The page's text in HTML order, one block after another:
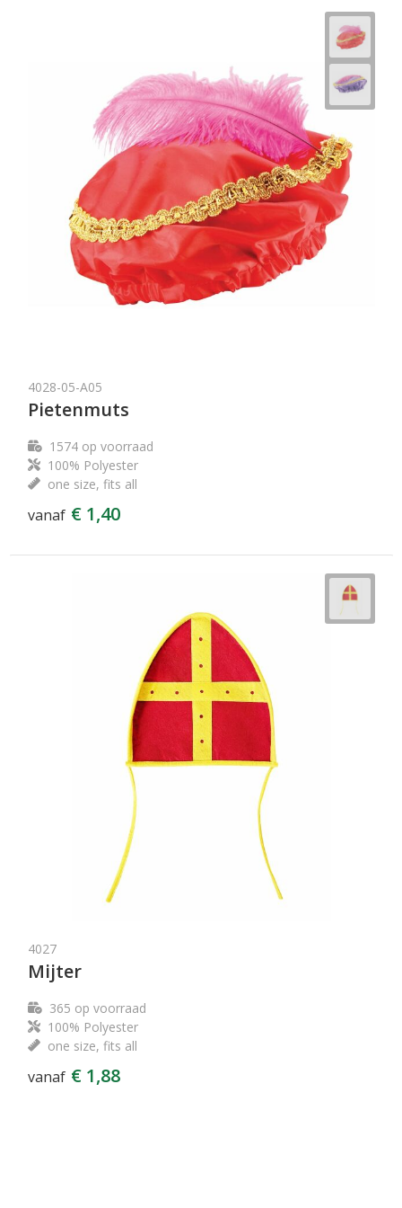
4028-05-A05
Pietenmuts
1574op voorraad
100% Polyester
one size, fits all
vanaf € 1,40
4027
Mijter
365 op voorraad
100% Polyester
one size, fits all
vanaf € 1,88